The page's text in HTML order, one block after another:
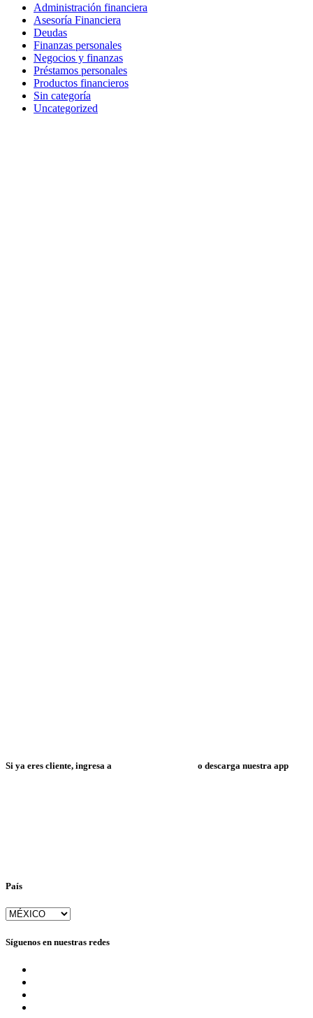
Administración financiera
Asesoría Financiera
Deudas
Finanzas personales
Negocios y finanzas
Préstamos personales
Productos financieros
Sin categoría
Uncategorized
Si ya eres cliente, ingresa a o descarga nuestra app
País
Síguenos en nuestras redes